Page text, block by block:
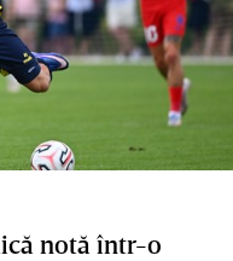
notă într-o